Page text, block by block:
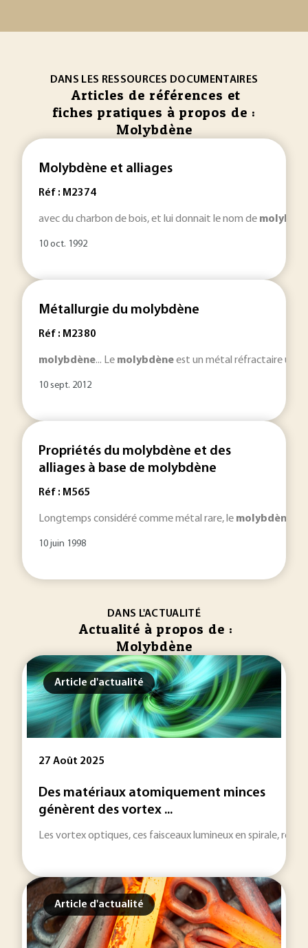
DANS LES RESSOURCES DOCUMENTAIRES
Articles de références et
fiches pratiques à propos de :
Molybdène
Molybdène et alliages
Réf : M2374
avec du charbon de bois, et lui donnait le nom de
10 oct. 1992
Métallurgie du molybdène
Réf : M2380
molybdène... Le molybdèneest un métal réfractaire
10 sept. 2012
Propriétés du molybdène et des
alliages à base de molybdène
Réf : M565
Longtemps considéré comme métal rare, le molybdène
10 juin 1998
DANS L'ACTUALITÉ
Actualité à propos de :
Molybdène
Article d'actualité
27 Août 2025
Des matériaux atomiquement minces
génèrent des vortex ...
Les vortex optiques, ces faisceaux lumineux en spirale,
Article d'actualité